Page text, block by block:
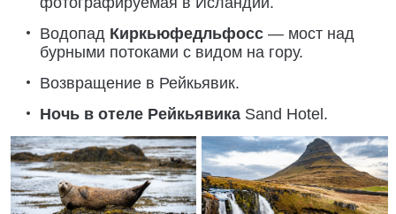
Водопад Киркьюфедльфосс — мост над
бурными потоками с видом на гору.
Возвращение в Рейкьявик.
Ночь в отеле Рейкьявика Sand Hotel.